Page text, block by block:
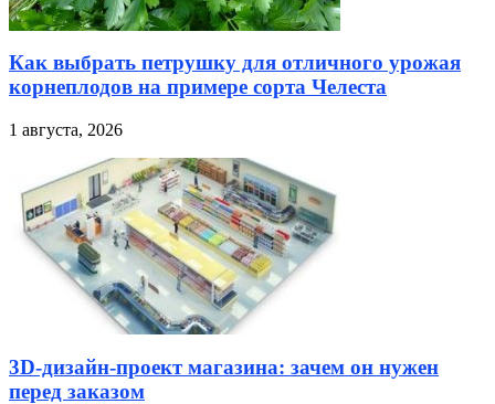
Как выбрать петрушку для отличного урожая
корнеплодов на примере сорта Челеста
1 августа, 2026
3D-дизайн-проект магазина: зачем он нужен
перед заказом